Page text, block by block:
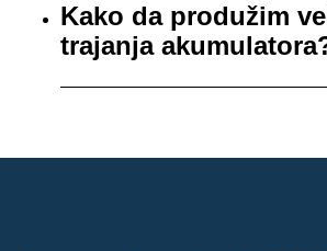
Kako da produžim
trajanja